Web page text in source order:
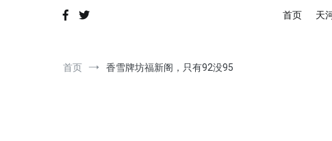
首页 天
首页 香雪牌坊福新阁，只有92没95